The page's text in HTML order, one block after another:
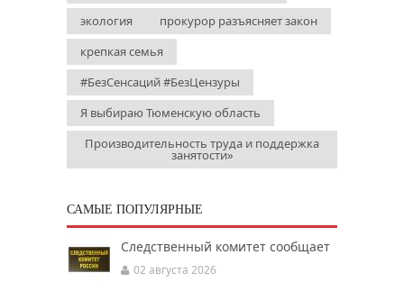
экология
прокурор разъясняет закон
крепкая семья
#БезСенсаций #БезЦензуры
Я выбираю Тюменскую область
Производительность труда и поддержка
занятости»
САМЫЕ ПОПУЛЯРНЫЕ
Следственный комитет сообщает
02 августа 2026